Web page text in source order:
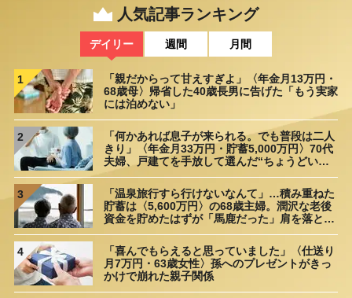
人気記事ランキング
デイリー 週間 月間
1
「親だからって甘えすぎよ」〈年金月13万円・
68歳母〉帰省した40歳長男に告げた「もう実家
には泊めない」
2
「何かあれば息子が来られる。でも普段は二人
きり」〈年金月33万円・貯蓄5,000万円〉70代
夫婦、戸建てを手放して選んだ“ちょうどいい
3
「温泉旅行すら行けないなんて」…積み重ねた
貯蓄は〈5,600万円〉の68歳主婦。潤沢な老後
資金を貯めたはずが「馬鹿だった」肩を落とす
4
「喜んでもらえると思っていました」〈仕送り
月7万円・63歳女性〉孫へのプレゼントがきっ
かけで崩れた親子関係